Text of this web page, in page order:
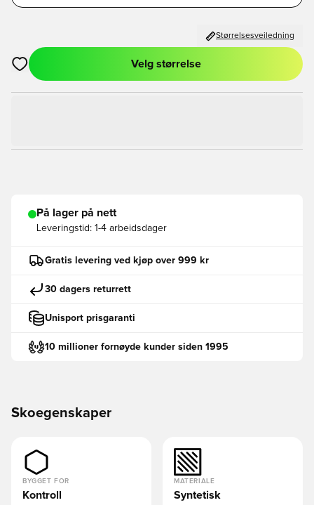
Størrelsesveiledning
Åpner en Modal for å logge inn eller registrere deg som
Velg størrelse
På lager på nett
Leveringstid: 1-4 arbeidsdager
Gratis levering ved kjøp over 999 kr
30 dagers returrett
Unisport prisgaranti
10 millioner fornøyde kunder siden 1995
Skoegenskaper
BYGGET FOR
Kontroll
MATERIALE
Syntetisk